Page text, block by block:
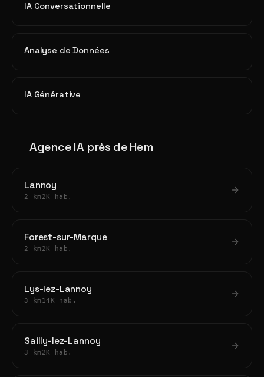
IA Conversationnelle
Analyse de Données
IA Générative
Agence IA près de Hem
Lannoy
2 km 2K hab.
Forest-sur-Marque
2 km 2K hab.
Lys-lez-Lannoy
3 km 14K hab.
Sailly-lez-Lannoy
3 km 2K hab.